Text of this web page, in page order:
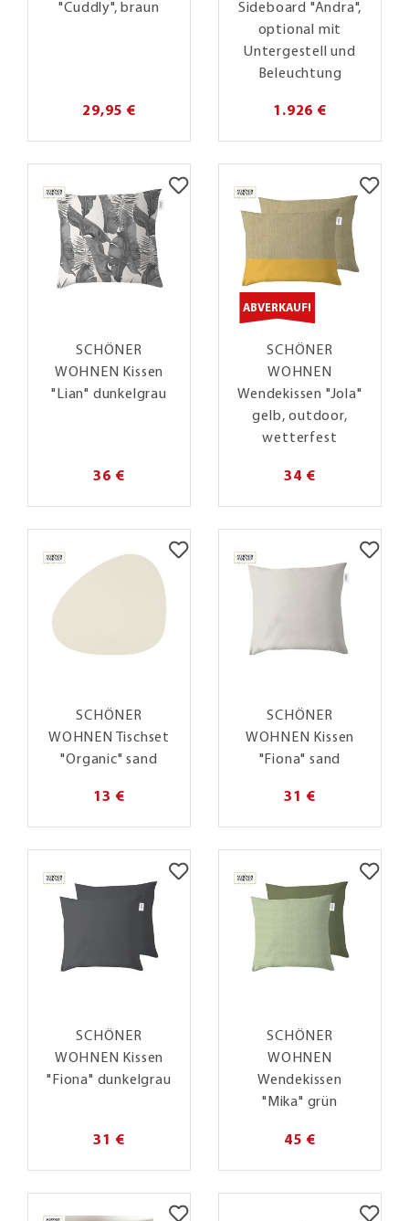
"Cuddly", braun
29,95 €
Sideboard "Andra",
optional mit
Untergestell und
Beleuchtung
1.926 €
SCHÖNER
WOHNEN Kissen
"Lian" dunkelgrau
36 €
ABVERKAUF!
SCHÖNER
WOHNEN
Wendekissen "Jola"
gelb, outdoor,
wetterfest
34 €
SCHÖNER
WOHNEN Tischset
"Organic" sand
13 €
SCHÖNER
WOHNEN Kissen
"Fiona" sand
31 €
SCHÖNER
WOHNEN Kissen
"Fiona" dunkelgrau
31 €
SCHÖNER
WOHNEN
Wendekissen
"Mika" grün
45 €